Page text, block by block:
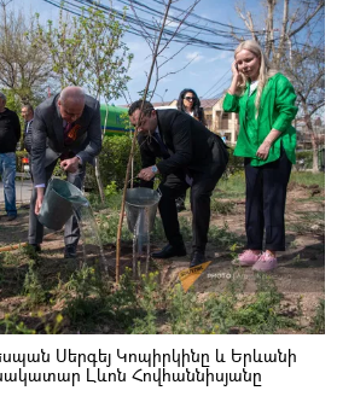
Սերգեյ Կոպիրկինը և Երևանի
Լևոն Հովհաննիսյանը